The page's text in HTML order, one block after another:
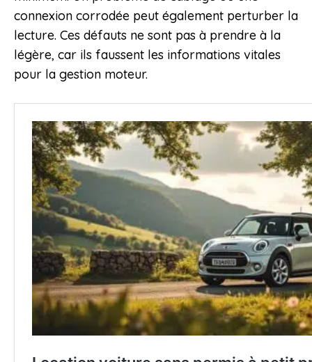
connexion corrodée peut également perturber la
lecture. Ces défauts ne sont pas à prendre à la
légère, car ils faussent les informations vitales
pour la gestion moteur.